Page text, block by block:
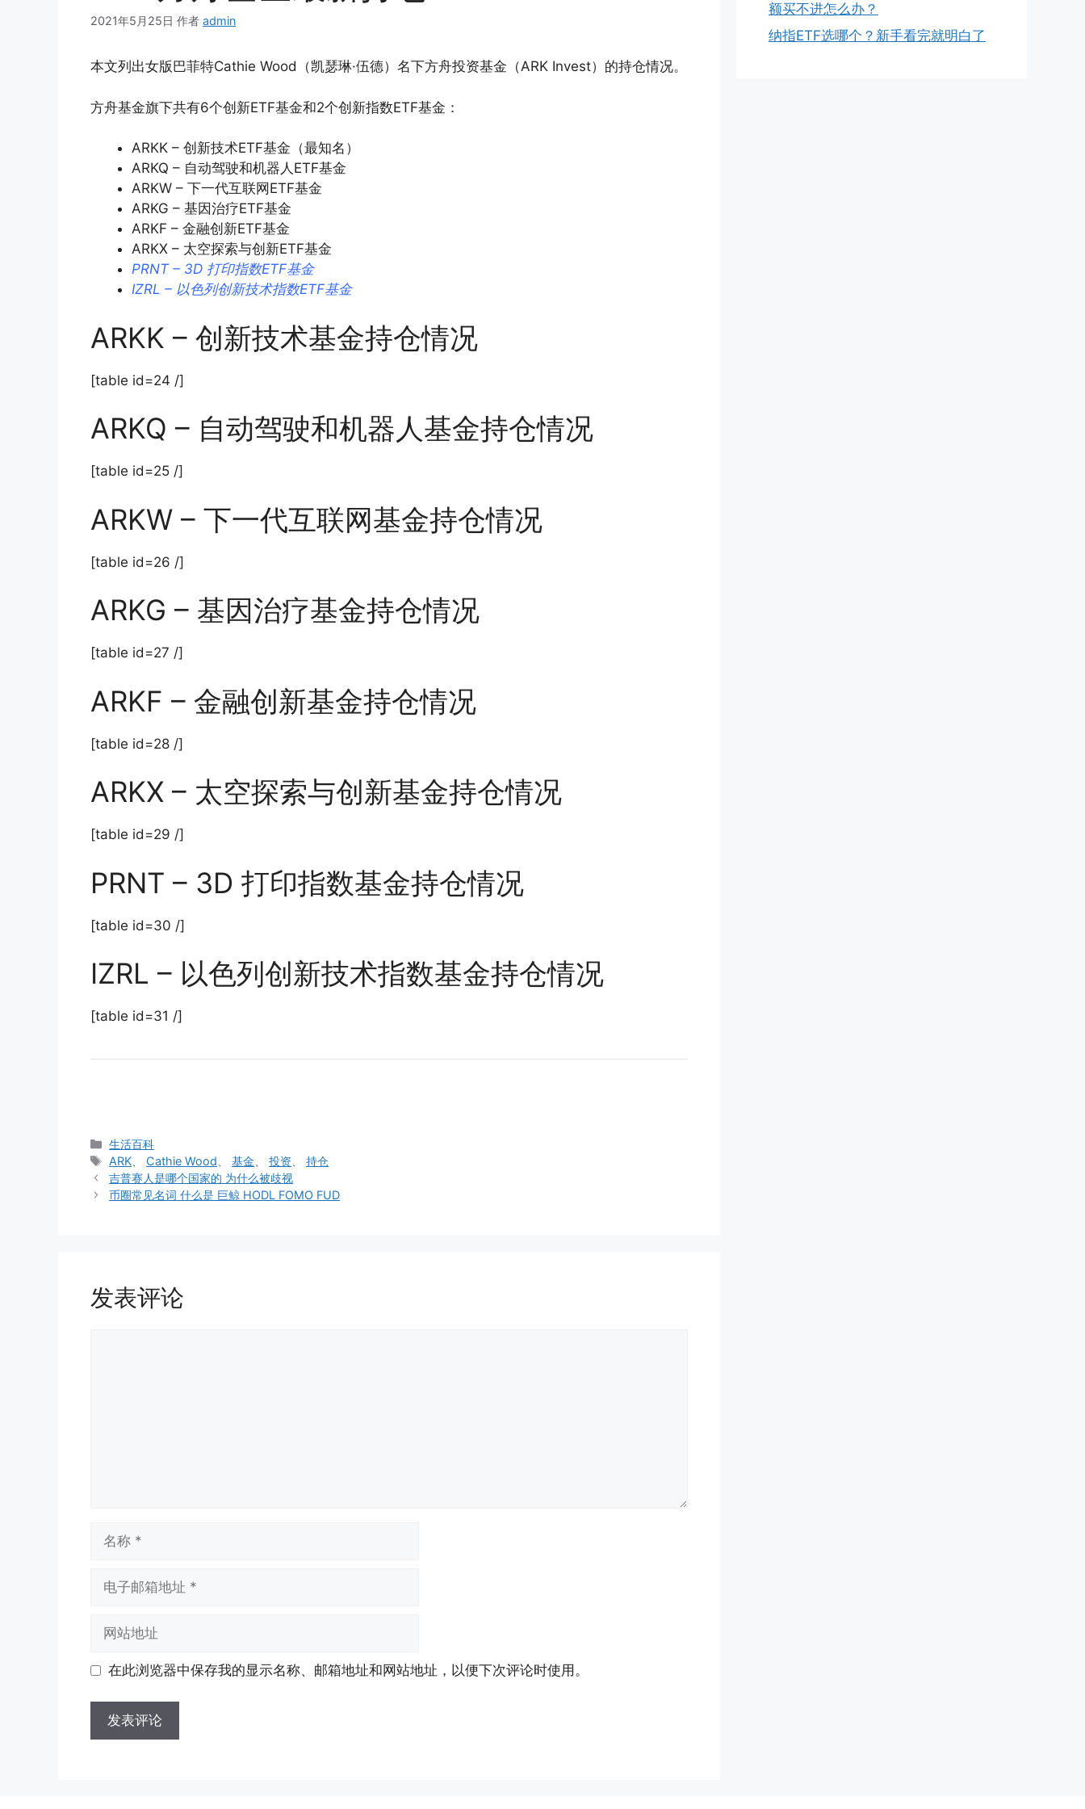
2021年5月25日 作者 admin
本文列出女版巴菲特Cathie Wood（凯瑟琳·伍德）名下方舟投资基金（ARK Invest）的持仓情况。
方舟基金旗下共有6个创新ETF基金和2个创新指数ETF基金：
ARKK – 创新技术ETF基金（最知名）
ARKQ – 自动驾驶和机器人ETF基金
ARKW – 下一代互联网ETF基金
ARKG – 基因治疗ETF基金
ARKF – 金融创新ETF基金
ARKX – 太空探索与创新ETF基金
PRNT – 3D 打印指数ETF基金
IZRL – 以色列创新技术指数ETF基金
ARKK – 创新技术基金持仓情况
[table id=24 /]
ARKQ – 自动驾驶和机器人基金持仓情况
[table id=25 /]
ARKW – 下一代互联网基金持仓情况
[table id=26 /]
ARKG – 基因治疗基金持仓情况
[table id=27 /]
ARKF – 金融创新基金持仓情况
[table id=28 /]
ARKX – 太空探索与创新基金持仓情况
[table id=29 /]
PRNT – 3D 打印指数基金持仓情况
[table id=30 /]
IZRL – 以色列创新技术指数基金持仓情况
[table id=31 /]
分
类
生活百科
标
签
ARK Cathie Wood 、基金 、投资 、持仓
吉普赛人是哪个国家的 为什么被歧视
币圈常见名词 什么是 巨鲸 HODL FOMO FUD
发表评论
址
地 在此浏览器中保存我的显示名称、邮箱地址和网站地址，以便下次评论时使用。
额买不进怎么办？
纳指ETF选哪个？新手看完就明白了